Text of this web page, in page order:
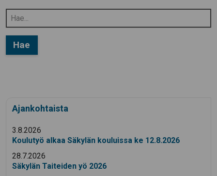
Hae:
Ajankohtaista
3.8.2026
Koulutyö alkaa Säkylän kouluissa ke 12.8.2026
28.7.2026
Säkylän Taiteiden yö 2026